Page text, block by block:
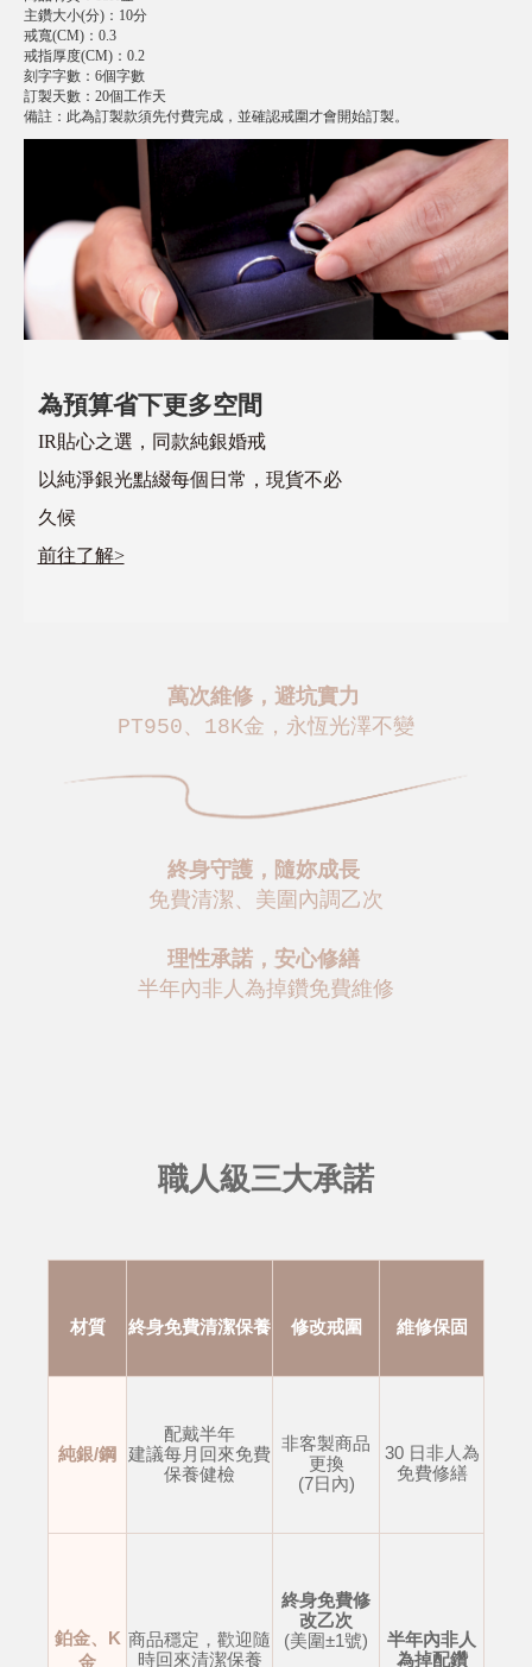
主鑽大小(分) ： 10分
戒寬(CM) ： 0.3
戒指厚度(CM) ： 0.2
刻字字數 ： 6個字數
訂製天數 ： 20個工作天
備註 ： 此為訂製款須先付費完成，並確認戒圍才會開始訂製。
為預算省下更多空間
IR貼心之選，同款純銀婚戒
以純淨銀光點綴每個日常，現貨不必
久候
前往了解>
萬次維修，避坑實力
PT950、18K金，永恆光澤不變
終身守護，隨妳成長
免費清潔、美圍內調乙次
理性承諾，安心修繕
半年內非人為掉鑽免費維修
職人級三大承諾
材質 終身免費清潔保養 修改戒圍 維修保固
純銀/鋼
配戴半年
建議每月回來免費
保養健檢
非客製商品
更換
(7日內)
30 日非人為
免費修繕
鉑金、K
金
商品穩定，歡迎隨
時回來清潔保養
終身免費修
改乙次
(美圍±1號)
半年內非人
為掉配鑽